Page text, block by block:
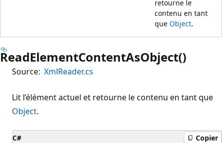
retourne le
contenu en tant
que Object.
ReadElementContentAsObject()
Source: XmlReader.cs
Lit l’élément actuel et retourne le contenu en tant que
Object.
C# Copier